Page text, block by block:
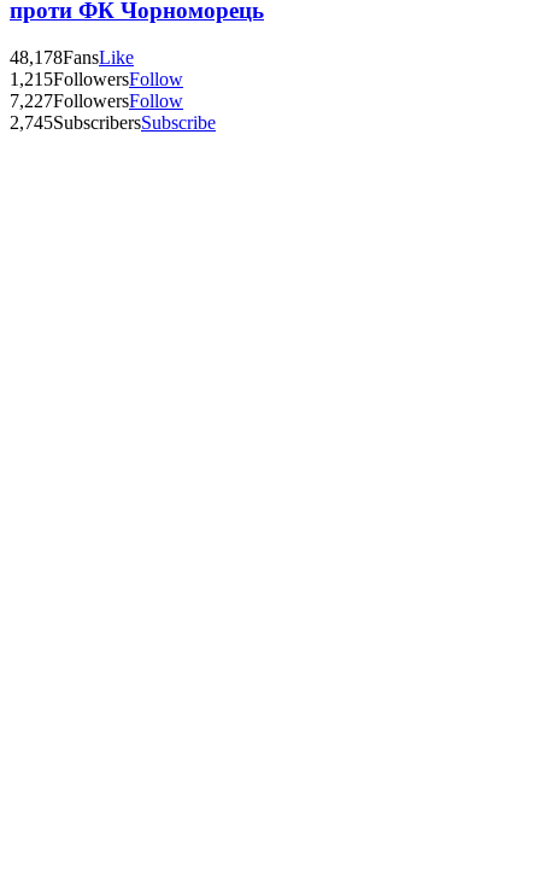
проти ФК Чорноморець
48,178FansLike
1,215FollowersFollow
7,227FollowersFollow
2,745SubscribersSubscribe